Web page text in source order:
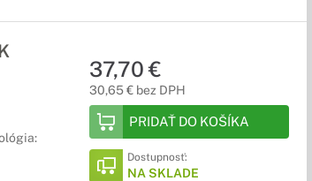
37,70 €
30,65 € bez DPH
PRIDAŤ DO KOŠÍKA
Dostupnosť:
NA SKLADE